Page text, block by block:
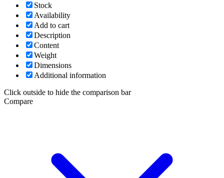
Stock
Availability
Add to cart
Description
Content
Weight
Dimensions
Additional information
Click outside to hide the comparison bar
Compare